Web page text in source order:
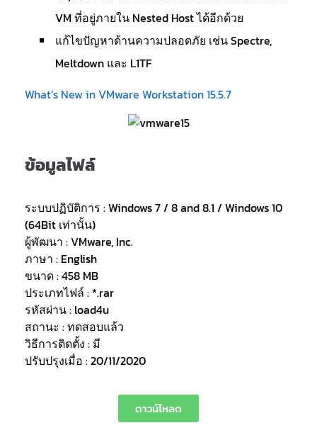
VM ที่อยู่ภายใน Nested Host ได้อีกด้วย
แก้ไขปัญหาด้านความปลอดภัย เช่น Spectre,
Meltdown และ L1TF
What’s New in VMware Workstation 15.5.7
ข้อมูลไฟล์
ระบบปฏิบัติการ : Windows 7 / 8 and 8.1 / Windows 10
(64Bit เท่านั้น)
ผู้พัฒนา : VMware, Inc.
ภาษา : English
ขนาด : 458 MB
ประเภทไฟล์ : *.rar
รหัสผ่าน : load4u
สถานะ : ทดสอบแล้ว
วิธีการติดตั้ง : มี
ปรับปรุงเมื่อ : 20/11/2020
ดาวน์โหลด